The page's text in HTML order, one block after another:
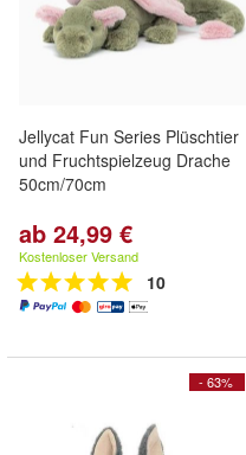
Jellycat Fun Series Plüschtier
und Fruchtspielzeug Drache
50cm/70cm
ab 24,99 €
Kostenloser Versand
10
- 63%